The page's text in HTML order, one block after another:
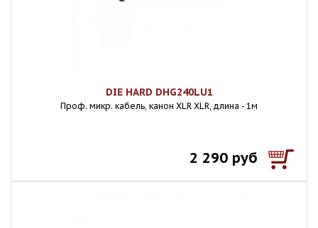
DIE HARD DHG240LU1
Проф. микр. кабель, канон XLR XLR, длина - 1м
2 290 руб